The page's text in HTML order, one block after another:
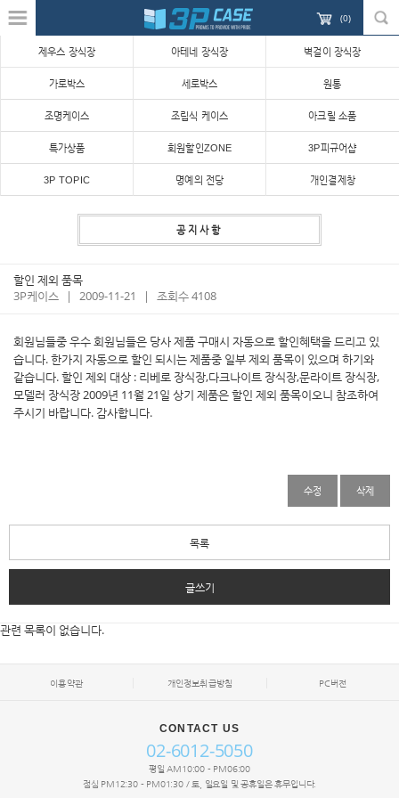
(0)
제우스 장식장 아테네 장식장 벽걸이 장식장
가로박스 세로박스 원통
조명케이스 조립식 케이스 아크릴 소품
특가상품 회원할인ZONE 3P피규어샵
3P TOPIC 명예의 전당 개인결제창
공지사항
할인 제외 품목
3P케이스
| 2009-11-21 | 조회수 4108
회원님들중 우수 회원님들은 당사 제품 구매시 자동으로 할인혜택을 드리고 있
습니다. 한가지 자동으로 할인 되시는 제품중 일부 제외 품목이 있으며 하기와
같습니다. 할인 제외 대상 : 리베로 장식장,다크나이트 장식장,문라이트 장식장,
모델러 장식장 2009년 11월 21일 상기 제품은 할인 제외 품목이오니 참조하여
주시기 바랍니다. 감사합니다.
수정 삭제
목록
글쓰기
관련 목록이 없습니다.
이용약관 개인정보취급방침 PC버전
CONTACT US
02-6012-5050
평일 AM10:00 - PM06:00
점심 PM12:30 - PM01:30 / 토, 일요일 및 공휴일은 휴무입니다.